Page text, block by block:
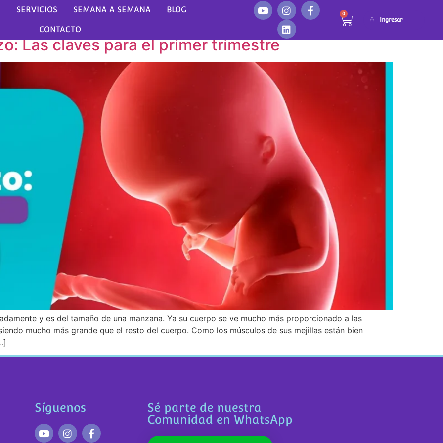
SERVICIOS SEMANA A SEMANA BLOG
CONTACTO
0
Ingresar
de embarazo
Las claves para el primer trimestre
y es del tamaño de una manzana. Ya su cuerpo se ve mucho más proporcionado a las
mucho más grande que el resto del cuerpo. Como los músculos de sus mejillas están bien
Síguenos
Sé parte de nuestra
Comunidad en WhatsApp